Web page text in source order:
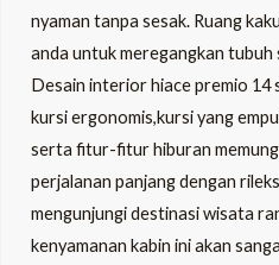
nyaman tanpa sesak. Ruang
anda untuk meregangkan tubuh
Desain interior hiace premio 14
kursi ergonomis,kursi yang
serta fitur-fitur hiburan
perjalanan panjang dengan
mengunjungi destinasi wisata
kenyamanan kabin ini akan